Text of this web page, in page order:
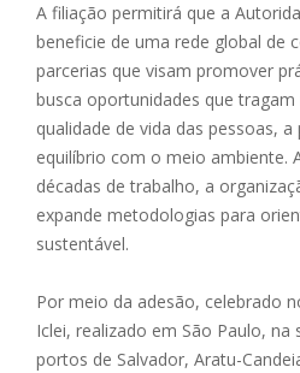
A filiação permitirá que a
beneficie de uma rede global de
parcerias que visam promover
busca oportunidades que
qualidade de vida das pessoas,
equilíbrio com o meio ambiente.
décadas de trabalho, a
expande metodologias para
sustentável.
Por meio da adesão, celebrado
Iclei, realizado em São Paulo, na
portos de Salvador, Aratu-